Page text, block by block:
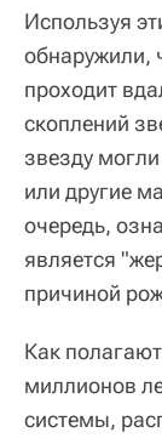
Используя
обнаружили,
проходит
скоплений
звезду
или другие
очередь,
является
причиной
Как
миллионов
системы,